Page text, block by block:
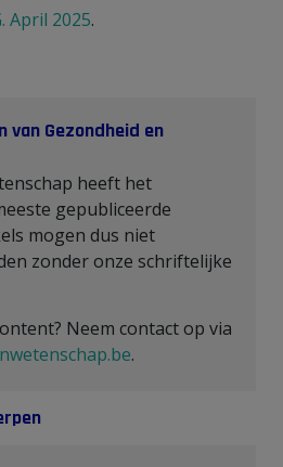
April 2025.
van Gezondheid en
heeft het
gepubliceerde
mogen dus niet
zonder onze schriftelijke
Neem contact op via
.